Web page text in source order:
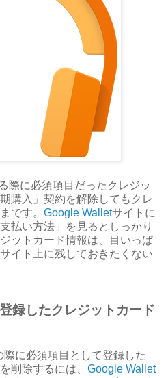
際に必須項目だったクレジッ
購入」契約を解除してもクレ
です。 Google Walletサイトに
払い方法」を見るとしっかり
ットカード情報は、目いっぱ
イト上に残しておきたくない
録したクレジットカード
に必須項目として登録した
削除するには、 Google Wallet